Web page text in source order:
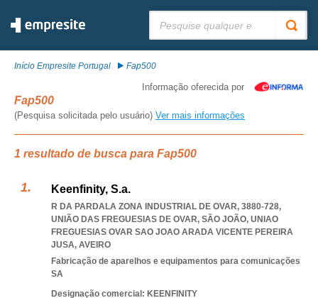
Início Empresite Portugal Fap500
Informação oferecida por
Fap500
(Pesquisa solicitada pelo usuário) Ver mais informações
1 resultado de busca para Fap500
Keenfinity, S.a.
R DA PARDALA ZONA INDUSTRIAL DE OVAR, 3880-728,
UNIÃO DAS FREGUESIAS DE OVAR, SÃO JOÃO, UNIAO
FREGUESIAS OVAR SAO JOAO ARADA VICENTE PEREIRA
JUSA, AVEIRO
Fabricação de aparelhos e equipamentos para comunicações
SA
Designação comercial: KEENFINITY